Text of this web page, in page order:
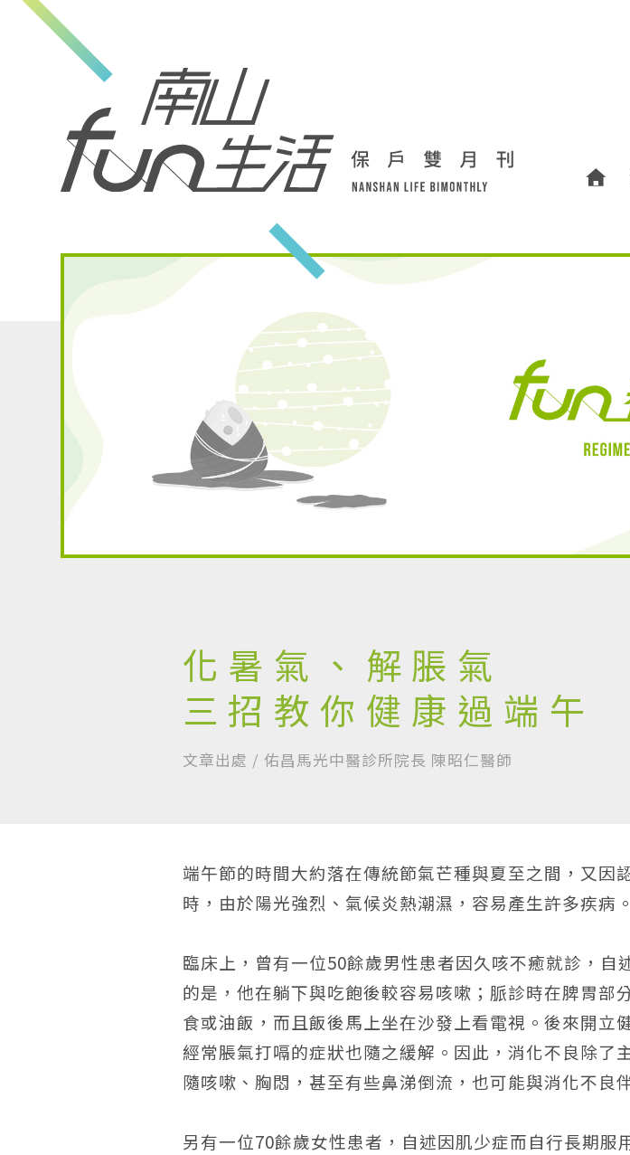
化暑氣、解脹氣
三招教你健康過端午
文章出處 / 佑昌馬光中醫診所院長 陳昭仁醫師
端午節的時間大約落在傳統節氣芒種與夏至之間，又
時，由於陽光強烈、氣候炎熱潮濕，容易產生許多疾病。
臨床上，曾有一位50餘歲男性患者因久咳不癒就診，
的是，他在躺下與吃飽後較容易咳嗽；脈診時在脾胃
食或油飯，而且飯後馬上坐在沙發上看電視。後來開立
經常脹氣打嗝的症狀也隨之緩解。因此，消化不良除
隨咳嗽、胸悶，甚至有些鼻涕倒流，也可能與消化不良
另有一位70餘歲女性患者，自述因肌少症而自行長期